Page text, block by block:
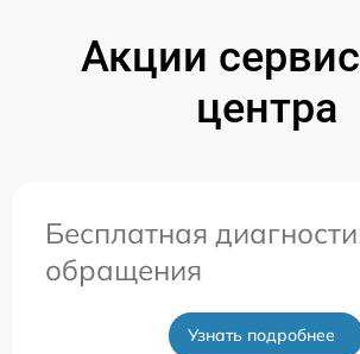
Акции
центра
Бесплатная
обращения
Узнать подробнее